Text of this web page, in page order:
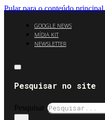
Pular para o conteúdo principal
GOOGLE NEWS
MÍDIA KIT
NEWSLETTER
Pesquisar no site
Pesquisar